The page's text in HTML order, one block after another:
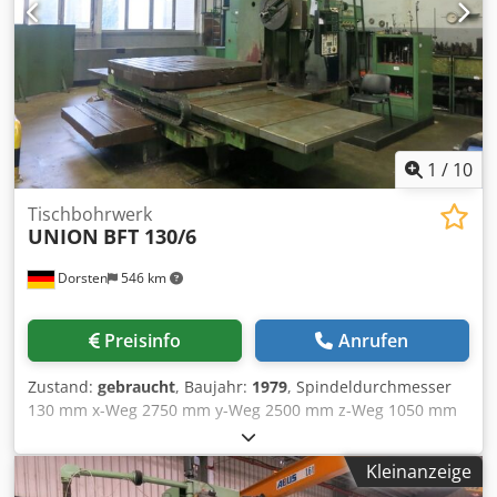
Werkstatt Dcedeyutqkepfx Ac Tsk Sie wollen Maschinen
Produktionslinien oder Ihren Betrieb verkaufen, dann
sprechen Sie uns an. Weitere Angebote finden Sie auf
unserer Webseite. Besichtigungen sind nach Absprache
möglich. Wir freuen uns auf Ihren Besuch. Ihr Markus
Hirsch Team
1 / 10
Dorsten 546 km
Tischbohrwerk
UNION BFT 130/6
Preisinfo Anrufen
Zustand: gebraucht, Baujahr: 1979, Spindeldurchmesser
130 mm x-Weg 2750 mm y-Weg 2500 mm z-Weg 1050 mm
w-Achse 1000 mm Planschieberdurchmesser 800 mm
Planschieberweg 240 mm Tischfläche 1800x2000 mm
Drehzahl 4,8-900 U/min Werkstückgewicht 8000 kgKleinanzeige